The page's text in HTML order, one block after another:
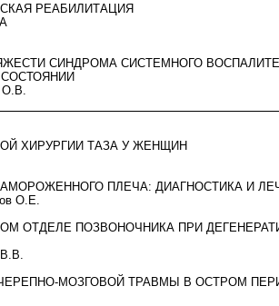
РЕАБИЛИТАЦИЯ
СИНДРОМА СИСТЕМНОГО
ХИРУРГИИ ТАЗА У ЖЕНЩИН
ПЛЕЧА: ДИАГНОСТИКА И
О.Е.
ОТДЕЛЕ ПОЗВОНОЧНИКА ПРИ
МОЗГОВОЙ ТРАВМЫ В ОСТРОМ